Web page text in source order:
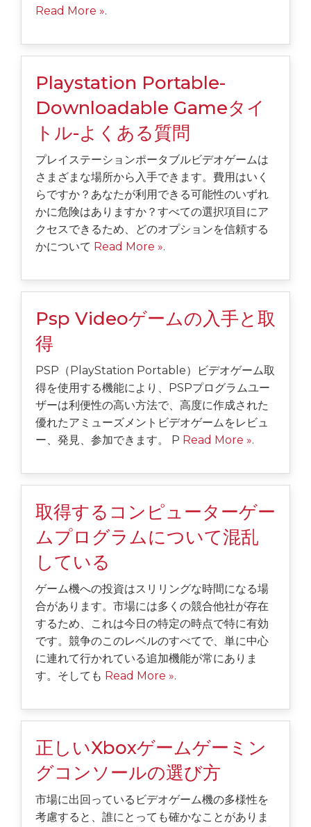
Read More ».
Playstation Portable-
Downloadable Gameタイ
トル-よくある質問
プレイステーションポータブルビデオゲームは
さまざまな場所から入手できます。費用はいく
らですか？あなたが利用できる可能性のいずれ
かに危険はありますか？すべての選択項目にア
クセスできるため、どのオプションを信頼する
かについて Read More ».
Psp Videoゲームの入手と取
得
PSP（PlayStation Portable）ビデオゲーム取
得を使用する機能により、PSPプログラムユー
ザーは利便性の高い方法で、高度に作成された
優れたアミューズメントビデオゲームをレビュ
ー、発見、参加できます。 P Read More ».
取得するコンピューターゲー
ムプログラムについて混乱
している
ゲーム機への投資はスリリングな時間になる場
合があります。市場には多くの競合他社が存在
するため、これは今日の特定の時点で特に有効
です。競争のこのレベルのすべてで、単に中心
に連れて行かれている追加機能が常にありま
す。そしても Read More ».
正しいXboxゲームゲーミン
グコンソールの選び方
市場に出回っているビデオゲーム機の多様性を
考慮すると、誰にとっても確かなことがありま